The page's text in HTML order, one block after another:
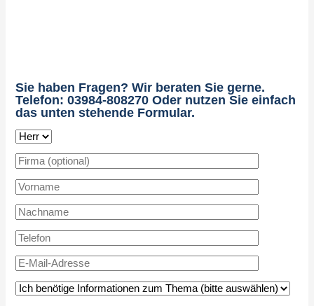
Sie haben Fragen? Wir beraten Sie gerne.
Telefon: 03984-808270 Oder nutzen Sie einfach
das unten stehende Formular.